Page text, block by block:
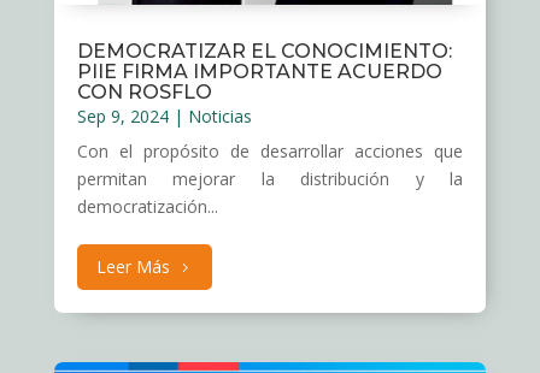
DEMOCRATIZAR EL CONOCIMIENTO:
PIIE FIRMA IMPORTANTE ACUERDO
CON ROSFLO
Sep 9, 2024| Noticias
Con el propósito de desarrollar acciones que
permitan mejorar la distribución y la
democratización...
Leer Más